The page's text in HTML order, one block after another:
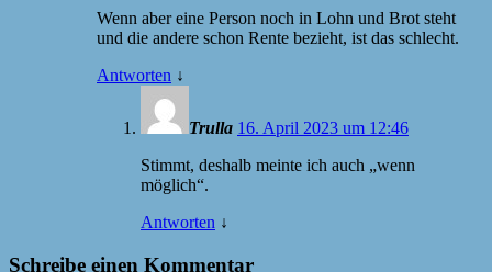
Wenn aber eine Person noch in Lohn und Brot steht
und die andere schon Rente bezieht, ist das schlecht.
Antworten ↓
Trulla 16. April 2023 um 12:46
Stimmt, deshalb meinte ich auch „wenn
möglich“.
Antworten ↓
Schreibe einen Kommentar